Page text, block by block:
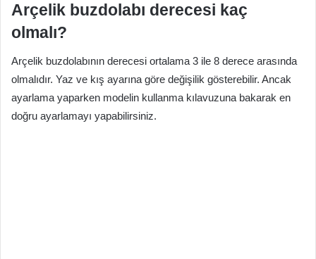
Arçelik buzdolabı derecesi kaç
olmalı?
Arçelik buzdolabının derecesi ortalama 3 ile 8 derece arasında
olmalıdır. Yaz ve kış ayarına göre değişilik gösterebilir. Ancak
ayarlama yaparken modelin kullanma kılavuzuna bakarak en
doğru ayarlamayı yapabilirsiniz.